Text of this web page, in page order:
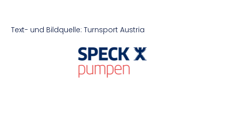
Text- und Bildquelle: Turnsport Austria